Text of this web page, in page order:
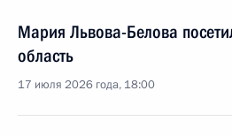
Мария Львова-Белова
область
17 июля 2026 года, 18:00